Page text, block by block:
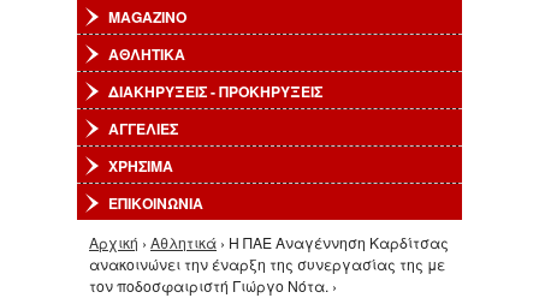
MAGAZINO
ΑΘΛΗΤΙΚΑ
ΔΙΑΚΗΡΥΞΕΙΣ - ΠΡΟΚΗΡΥΞΕΙΣ
ΑΓΓΕΛΙΕΣ
ΧΡΗΣΙΜΑ
ΕΠΙΚΟΙΝΩΝΙΑ
Είστε εδώ
Αρχική › Αθλητικά › Η ΠΑΕ Αναγέννηση Καρδίτσας
ανακοινώνει την έναρξη της συνεργασίας της με
τον ποδοσφαιριστή Γιώργο Νότα. ›